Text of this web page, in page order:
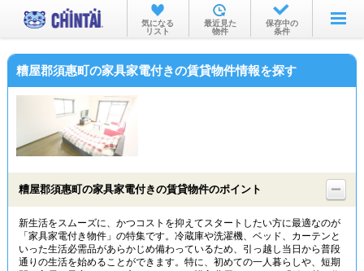
お部屋を探す
沿線・駅から
物件特集から
TOP
気になる
リスト
最近見た
物件
保存中の
条件
糟屋郡須惠町の家具家電付きの賃貸物件情報を探す
糟屋郡須惠町の家具家電付きの賃貸物件のポイント
新生活をスムーズに、かつコストを抑えてスタートしたい方に最適なのが
「家具家電付き物件」の特集です。冷蔵庫や洗濯機、ベッド、カーテンと
いった生活必需品があらかじめ備わっているため、引っ越し当日から普段
通りの生活を始めることができます。特に、初めての一人暮らしや、短期